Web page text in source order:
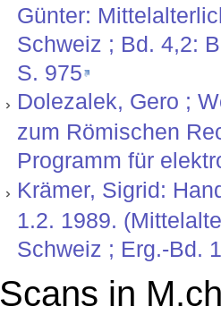
Günter:
Schweiz ; Bd. 4,2:
S. 975
Dolezalek, Gero ;
zum Römischen
Programm für
Krämer, Sigrid:
1.2. 1989.
Schweiz ; Erg.-Bd.
Scans in